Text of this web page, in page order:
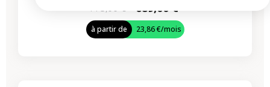
775,00 € 689,00 €
à partir de 23,86 €/mois